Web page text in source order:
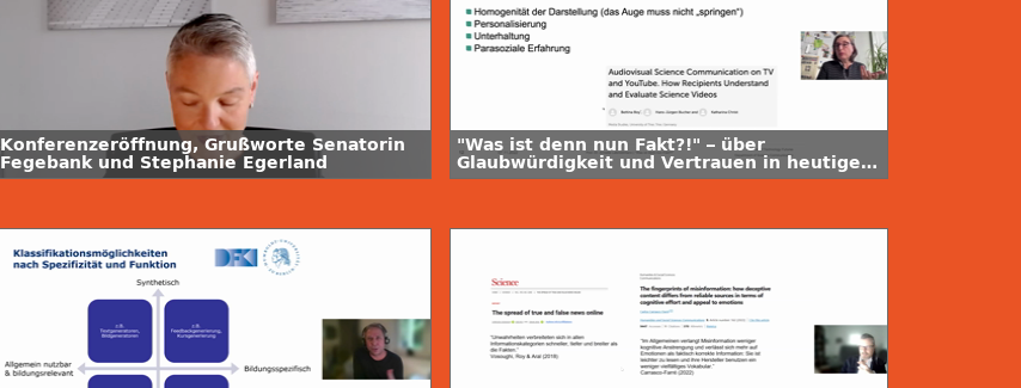
Konferenzeröffnung, Grußworte Senatorin
Fegebank und Stephanie Egerland
"Was ist denn nun Fakt?!" – über
Glaubwürdigkeit und Vertrauen in heutigen
Wissenswelten